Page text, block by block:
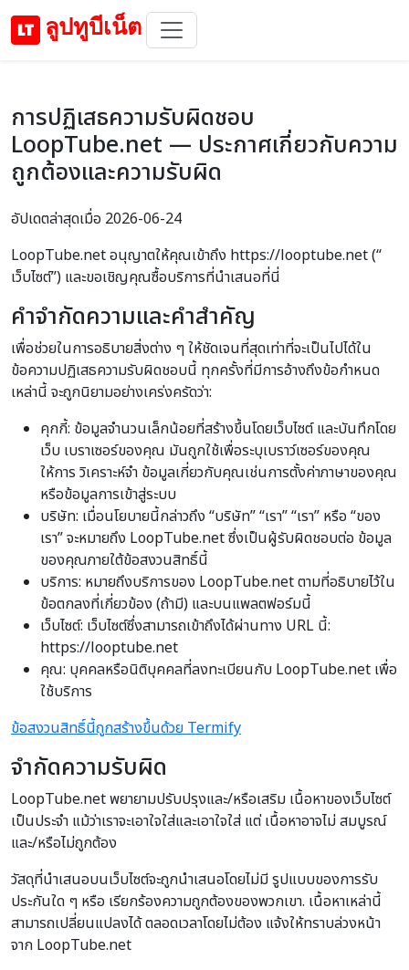
ลูปทูบีเน็ต
การปฏิเสธความรับผิดชอบ
LoopTube.net — ประกาศเกี่ยวกับความ
ถูกต้องและความรับผิด
อัปเดตล่าสุดเมื่อ 2026-06-24
LoopTube.net อนุญาตให้คุณเข้าถึง https://looptube.net (“
เว็บไซต์”) และขอเชิญคุณซื้อบริการที่นำเสนอที่นี่
คำจำกัดความและคำสำคัญ
เพื่อช่วยในการอธิบายสิ่งต่าง ๆ ให้ชัดเจนที่สุดเท่าที่จะเป็นไปได้ใน
ข้อความปฏิเสธความรับผิดชอบนี้ ทุกครั้งที่มีการอ้างถึงข้อกำหนด
เหล่านี้ จะถูกนิยามอย่างเคร่งครัดว่า:
คุกกี้: ข้อมูลจำนวนเล็กน้อยที่สร้างขึ้นโดยเว็บไซต์ และบันทึกโดย
เว็บ เบราเซอร์ของคุณ มันถูกใช้เพื่อระบุเบราว์เซอร์ของคุณ
ให้การ วิเคราะห์จำ ข้อมูลเกี่ยวกับคุณเช่นการตั้งค่าภาษาของคุณ
หรือข้อมูลการเข้าสู่ระบบ
บริษัท: เมื่อนโยบายนี้กล่าวถึง “บริษัท” “เรา” “เรา” หรือ “ของ
เรา” จะหมายถึง LoopTube.net ซึ่งเป็นผู้รับผิดชอบต่อ ข้อมูล
ของคุณภายใต้ข้อสงวนสิทธิ์นี้
บริการ: หมายถึงบริการของ LoopTube.net ตามที่อธิบายไว้ใน
ข้อตกลงที่เกี่ยวข้อง (ถ้ามี) และบนแพลตฟอร์มนี้
เว็บไซต์: เว็บไซต์ซึ่งสามารถเข้าถึงได้ผ่านทาง URL นี้:
https://looptube.net
คุณ: บุคคลหรือนิติบุคคลที่ลงทะเบียนกับ LoopTube.net เพื่อ
ใช้บริการ
ข้อสงวนสิทธิ์นี้ถูกสร้างขึ้นด้วย Termify
จำกัดความรับผิด
LoopTube.net พยายามปรับปรุงและ/หรือเสริม เนื้อหาของเว็บไซต์
เป็นประจำ แม้ว่าเราจะเอาใจใส่และเอาใจใส่ แต่ เนื้อหาอาจไม่ สมบูรณ์
และ/หรือไม่ถูกต้อง
วัสดุที่นำเสนอบนเว็บไซต์จะถูกนำเสนอโดยไม่มี รูปแบบของการรับ
ประกันใด ๆ หรือ เรียกร้องความถูกต้องของพวกเขา. เนื้อหาเหล่านี้
สามารถเปลี่ยนแปลงได้ ตลอดเวลาโดยไม่ต้อง แจ้งให้ทราบล่วงหน้า
จาก LoopTube.net